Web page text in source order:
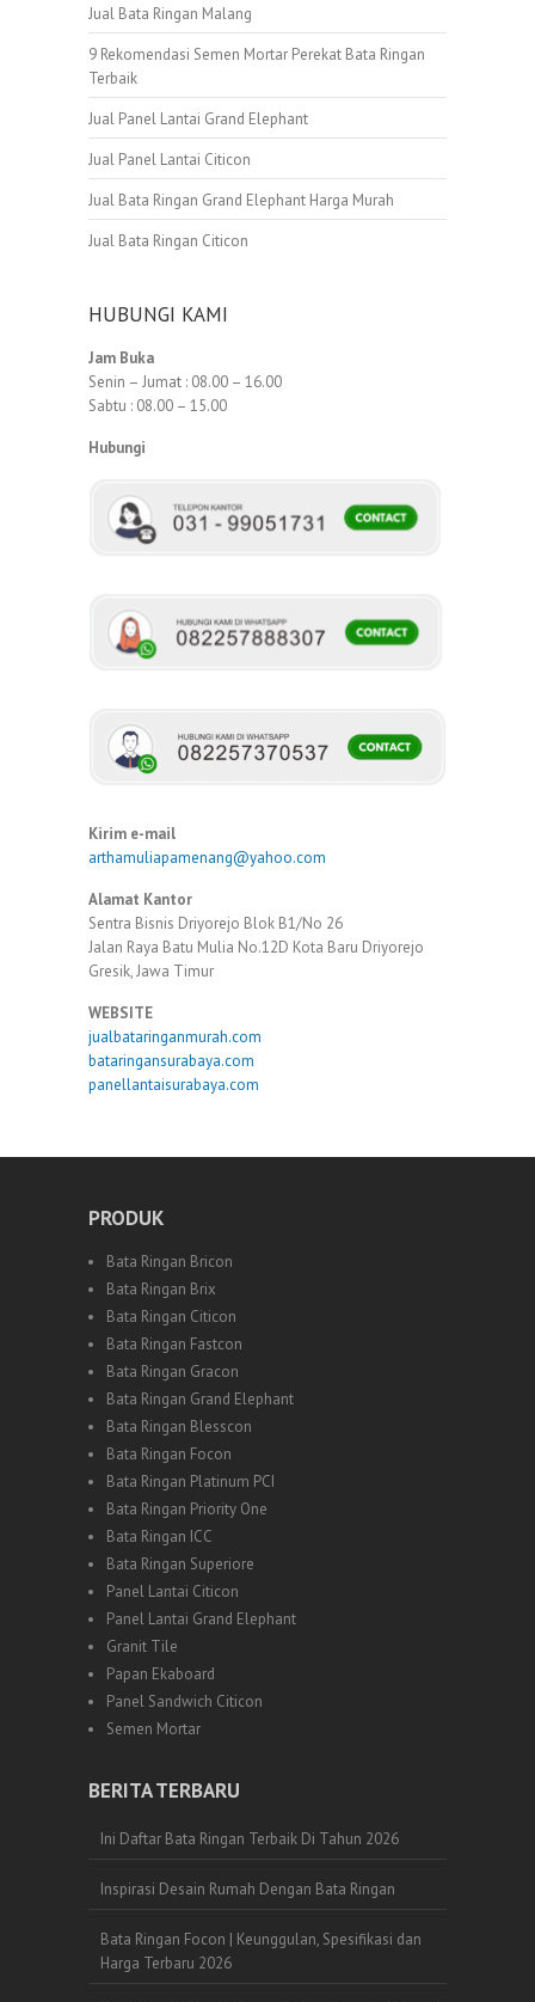
Jual Bata Ringan Malang
9 Rekomendasi Semen Mortar Perekat Bata Ringan
Terbaik
Jual Panel Lantai Grand Elephant
Jual Panel Lantai Citicon
Jual Bata Ringan Grand Elephant Harga Murah
Jual Bata Ringan Citicon
HUBUNGI KAMI
Jam Buka
Senin – Jumat : 08.00 – 16.00
Sabtu : 08.00 – 15.00
Hubungi
Kirim e-mail
arthamuliapamenang@yahoo.com
Alamat Kantor
Sentra Bisnis Driyorejo Blok B1/No 26
Jalan Raya Batu Mulia No.12D Kota Baru Driyorejo
Gresik, Jawa Timur
WEBSITE
jualbataringanmurah.com
bataringansurabaya.com
panellantaisurabaya.com
PRODUK
Bata Ringan Bricon
Bata Ringan Brix
Bata Ringan Citicon
Bata Ringan Fastcon
Bata Ringan Gracon
Bata Ringan Grand Elephant
Bata Ringan Blesscon
Bata Ringan Focon
Bata Ringan Platinum PCI
Bata Ringan Priority One
Bata Ringan ICC
Bata Ringan Superiore
Panel Lantai Citicon
Panel Lantai Grand Elephant
Granit Tile
Papan Ekaboard
Panel Sandwich Citicon
Semen Mortar
BERITA TERBARU
Ini Daftar Bata Ringan Terbaik Di Tahun 2026
Inspirasi Desain Rumah Dengan Bata Ringan
Bata Ringan Focon | Keunggulan, Spesifikasi dan
Harga Terbaru 2026